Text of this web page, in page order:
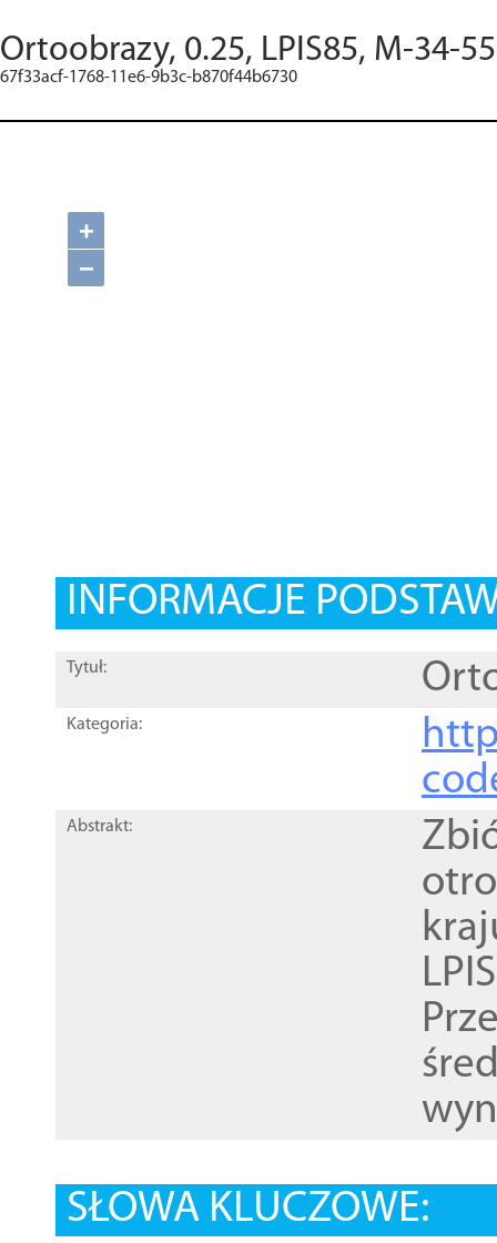
Ortoobrazy, 0.25, LPIS85, M-34-
67f33acf-1768-11e6-9b3c-b870f44b6730
+
−
INFORMACJE
Tytuł:
Kategoria:
Abstrakt:
SŁOWA KLUCZOWE: